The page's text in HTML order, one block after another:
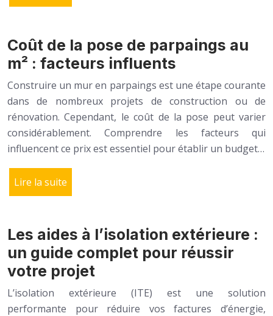
Coût de la pose de parpaings au
m² : facteurs influents
Construire un mur en parpaings est une étape courante
dans de nombreux projets de construction ou de
rénovation. Cependant, le coût de la pose peut varier
considérablement. Comprendre les facteurs qui
influencent ce prix est essentiel pour établir un budget…
Lire la suite
Les aides à l’isolation extérieure :
un guide complet pour réussir
votre projet
L’isolation extérieure (ITE) est une solution
performante pour réduire vos factures d’énergie,